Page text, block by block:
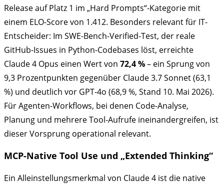
Release auf Platz 1 im „Hard Prompts“-Kategorie mit
einem ELO-Score von 1.412. Besonders relevant für IT-
Entscheider: Im SWE-Bench-Verified-Test, der reale
GitHub-Issues in Python-Codebases löst, erreichte
Claude 4 Opus einen Wert von 72,4 %– ein Sprung von
9,3 Prozentpunkten gegenüber Claude 3.7 Sonnet (63,1
%) und deutlich vor GPT-4o (68,9 %, Stand 10. Mai 2026).
Für Agenten-Workflows, bei denen Code-Analyse,
Planung und mehrere Tool-Aufrufe ineinandergreifen, ist
dieser Vorsprung operational relevant.
MCP-Native Tool Use und „Extended Thinking“
Ein Alleinstellungsmerkmal von Claude 4 ist die native